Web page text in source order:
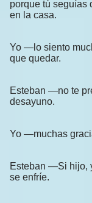
porque tú seguías
en la casa.
Yo —lo siento
que quedar.
Esteban —no te
desayuno.
Yo —muchas
Esteban —Si hijo,
se enfríe.